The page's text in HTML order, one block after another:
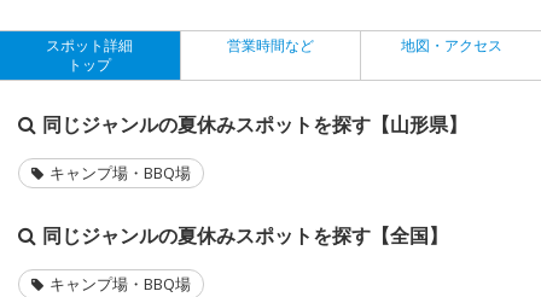
スポット詳細
トップ
営業時間など 地図・アクセス
同じジャンルの夏休みスポットを探す【山形県】
キャンプ場・BBQ場
同じジャンルの夏休みスポットを探す【全国】
キャンプ場・BBQ場